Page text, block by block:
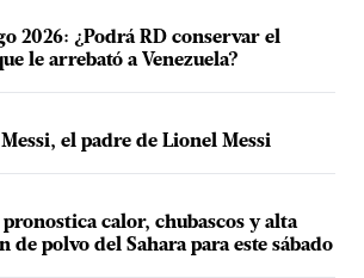
2026: ¿Podrá RD conservar el
le arrebató a Venezuela?
el padre de Lionel Messi
calor, chubascos y alta
de polvo del Sahara para este sábado